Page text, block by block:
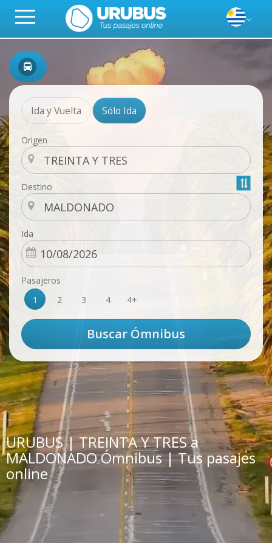
Ida y Vuelta Sólo Ida
Origen
Destino
Ida
Pasajeros
1
2 3 4 4+
URUBUS | TREINTA Y TRES a
MALDONADO Ómnibus | Tus pasajes
online